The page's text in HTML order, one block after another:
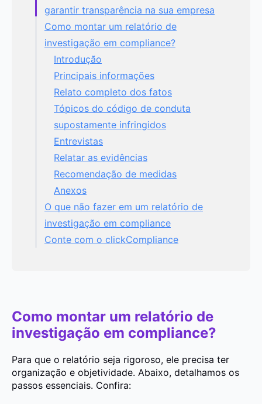
garantir transparência na sua empresa
Como montar um relatório de
investigação em compliance?
Introdução
Principais informações
Relato completo dos fatos
Tópicos do código de conduta
supostamente infringidos
Entrevistas
Relatar as evidências
Recomendação de medidas
Anexos
O que não fazer em um relatório de
investigação em compliance
Conte com o clickCompliance
Como montar um relatório de
investigação em compliance?
Para que o relatório seja rigoroso, ele precisa ter
organização e objetividade. Abaixo, detalhamos os
passos essenciais. Confira: